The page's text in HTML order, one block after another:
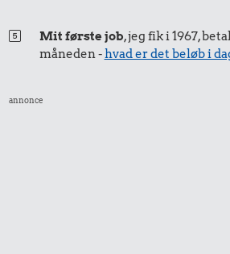
Mit første job, jeg fik i 1967,
måneden -hvad er det beløb i
annonce